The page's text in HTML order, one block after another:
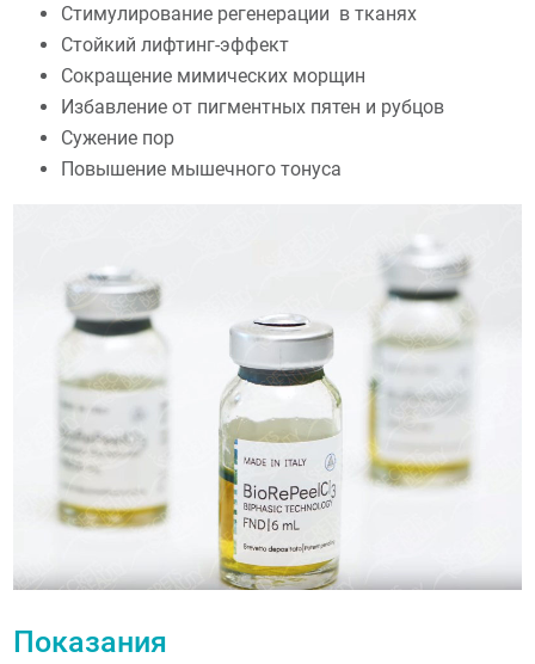
Стимулирование регенерации в тканях
Стойкий лифтинг-эффект
Сокращение мимических морщин
Избавление от пигментных пятен и рубцов
Сужение пор
Повышение мышечного тонуса
Показания